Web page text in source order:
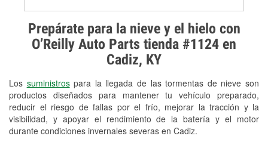
Prepárate para la nieve y el hielo con
O’Reilly Auto Parts tienda #1124 en
Cadiz, KY
Los suministrospara la llegada de las tormentas de nieve son
productos diseñados para mantener tu vehículo preparado,
reducir el riesgo de fallas por el frío, mejorar la tracción y la
visibilidad, y apoyar el rendimiento de la batería y el motor
durante condiciones invernales severas en Cadiz.
Prueba de alternadores y
arrancadores
Revisión de la luz "Check Engine"
Reciclaje de baterías y aceite
Instalación de bombillas de faros
Instalación de limpiaparabrisas